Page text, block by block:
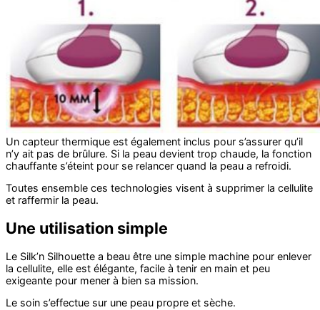
Un capteur thermique est également inclus pour s’assurer qu’il
n’y ait pas de brûlure. Si la peau devient trop chaude, la fonction
chauffante s’éteint pour se relancer quand la peau a refroidi.
Toutes ensemble ces technologies visent à supprimer la cellulite
et raffermir la peau.
Une utilisation simple
Le Silk’n Silhouette a beau être une simple machine pour enlever
la cellulite, elle est élégante, facile à tenir en main et peu
exigeante pour mener à bien sa mission.
Le soin s’effectue sur une peau propre et sèche.